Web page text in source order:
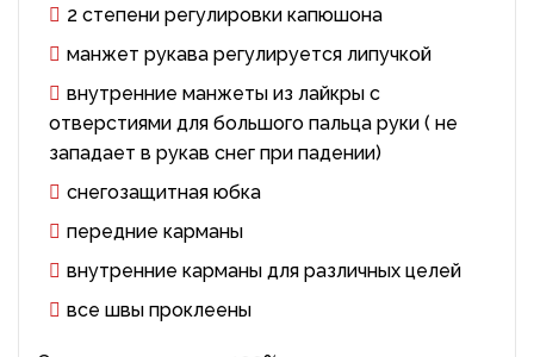
2 степени регулировки капюшона
манжет рукава регулируется липучкой
внутренние манжеты из лайкры с
отверстиями для большого пальца руки ( не
западает в рукав снег при падении)
снегозащитная юбка
передние карманы
внутренние карманы для различных целей
все швы проклеены